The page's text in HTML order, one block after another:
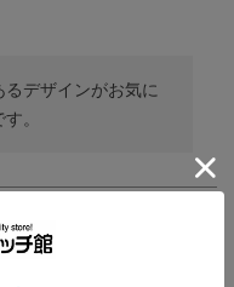
デザインがお気に
。